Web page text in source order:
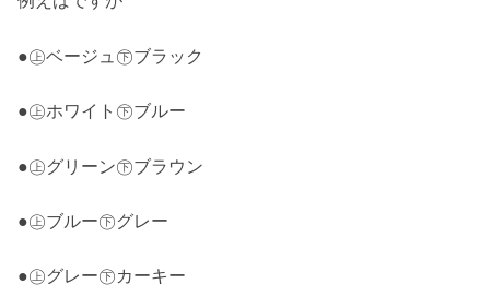
●㊤ベージュ㊦ブラック
●㊤ホワイト㊦ブルー
●㊤グリーン㊦ブラウン
●㊤ブルー㊦グレー
●㊤グレー㊦カーキー